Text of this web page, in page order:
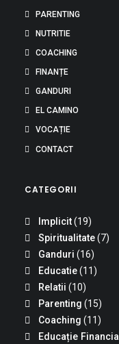
PARENTING
NUTRITIE
COACHING
FINANȚE
GANDURI
EL CAMINO
VOCAȚIE
CONTACT
CATEGORII
Implicit(19)
Spiritualitate(7)
Ganduri (16)
Educatie(11)
Relatii (10)
Parenting (15)
Coaching (11)
Educație